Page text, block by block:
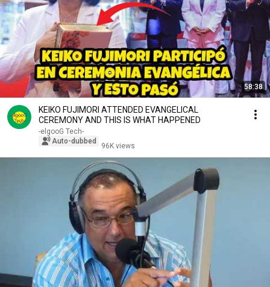
58:38
KEIKO FUJIMORI ATTENDED EVANGELICAL
CEREMONY AND THIS IS WHAT HAPPENED
-elgooG Tech-
Auto-dubbed
96K views